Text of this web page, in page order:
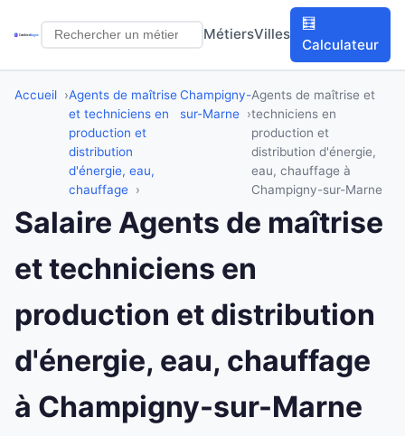
MétiersVilles
🧮
Calculateur
Accueil
Agents de maîtrise
et techniciens en
production et
distribution
d'énergie, eau,
chauffage
Champigny-
sur-Marne
Agents de maîtrise et
techniciens en
production et
distribution d'énergie,
eau, chauffage à
Champigny-sur-Marne
Salaire Agents de maîtrise
et techniciens en
production et distribution
d'énergie, eau, chauffage
à Champigny-sur-Marne